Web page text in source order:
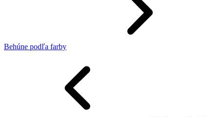
Behúne podľa farby